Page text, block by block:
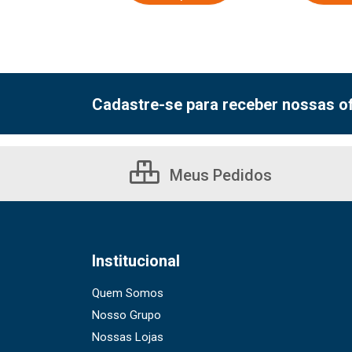
Cadastre-se para receber nossas
Meus Pedidos
Institucional
Quem Somos
Nosso Grupo
Nossas Lojas